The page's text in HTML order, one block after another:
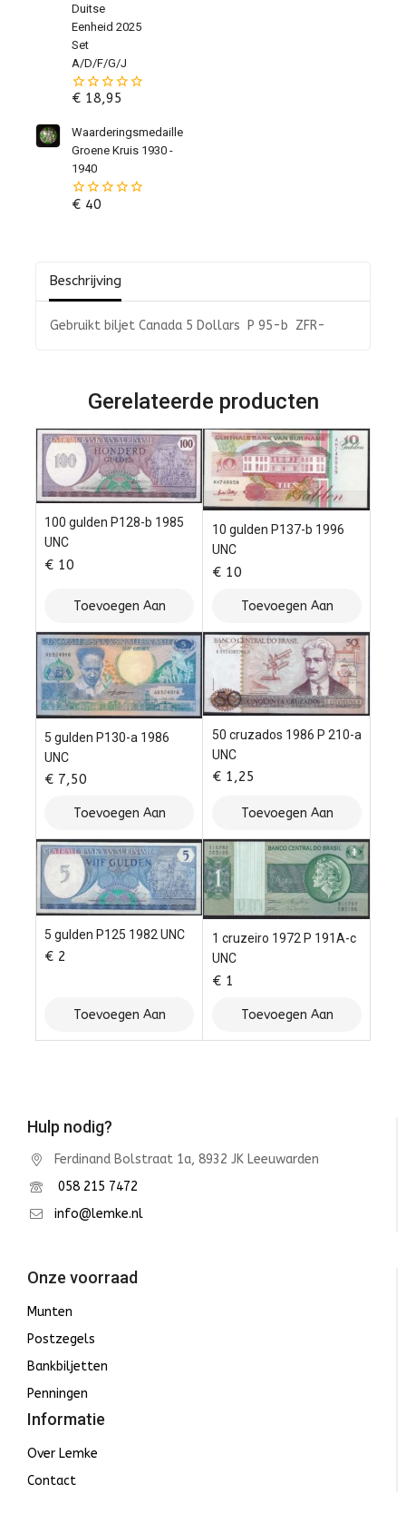
Duitse
Eenheid 2025
Set
A/D/F/G/J
0
de
5
€18,95
Waarderingsmedaille
Groene Kruis 1930 -
1940
0
€40
Beschrijving
Gebruikt biljet Canada 5 Dollars P 95-b ZFR-
Gerelateerde producten
100 gulden P128-b 1985
UNC
€ 10
Toevoegen Aan
Winkelwagen
10 gulden P137-b 1996
UNC
€ 10
Toevoegen Aan
Winkelwagen
5 gulden P130-a 1986
UNC
€ 7,50
Toevoegen Aan
Winkelwagen
50 cruzados 1986 P 210-a
UNC
€ 1,25
Toevoegen Aan
Winkelwagen
5 gulden P125 1982 UNC
€ 2
Toevoegen Aan
Winkelwagen
1 cruzeiro 1972 P 191A-c
UNC
€ 1
Toevoegen Aan
Winkelwagen
Hulp nodig?
Ferdinand Bolstraat 1a, 8932 JK Leeuwarden
058 215 7472
info@lemke.nl
Onze voorraad
Munten
Postzegels
Bankbiljetten
Penningen
Informatie
Over Lemke
Contact